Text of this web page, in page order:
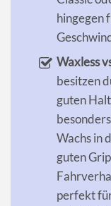
hingegen
Waxless
besitzen
guten
Wachs in
guten
perfekt